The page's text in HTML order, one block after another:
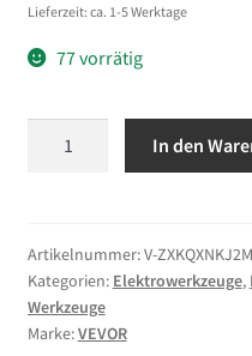
Lieferzeit: ca. 1-5 Werktage
77 vorrätig
Licht,
Inspektionskamera
mit
Zwei-
In den
Artikelnummer:V-
Kategorien: Elektrowerkzeuge,
Werkzeuge
Marke:VEVOR